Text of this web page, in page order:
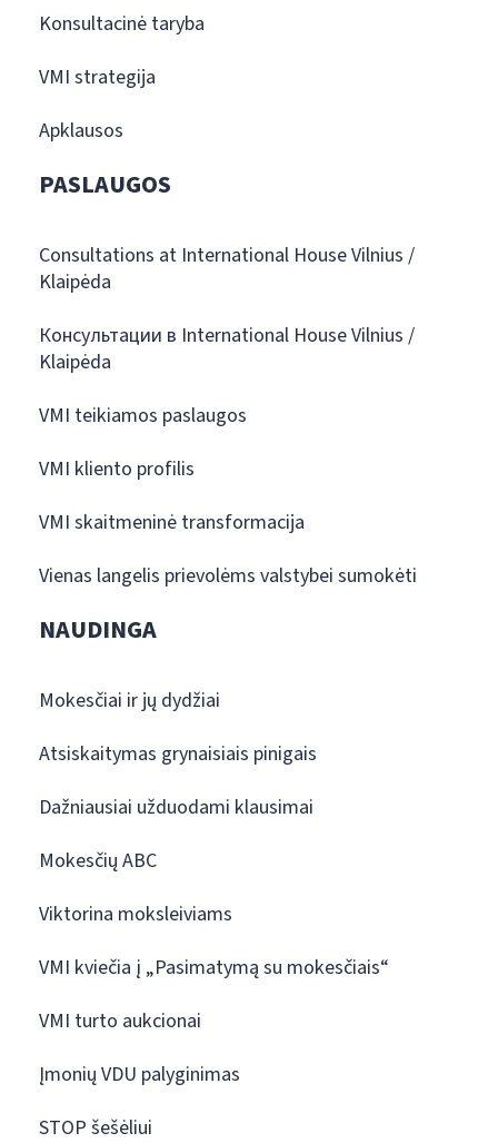
Konsultacinė taryba
VMI strategija
Apklausos
PASLAUGOS
Consultations at International House Vilnius /
Klaipėda
Консультации в International House Vilnius /
Klaipėda
VMI teikiamos paslaugos
VMI kliento profilis
VMI skaitmeninė transformacija
Vienas langelis prievolėms valstybei sumokėti
NAUDINGA
Mokesčiai ir jų dydžiai
Atsiskaitymas grynaisiais pinigais
Dažniausiai užduodami klausimai
Mokesčių ABC
Viktorina moksleiviams
VMI kviečia į „Pasimatymą su mokesčiais“
VMI turto aukcionai
Įmonių VDU palyginimas
STOP šešėliui